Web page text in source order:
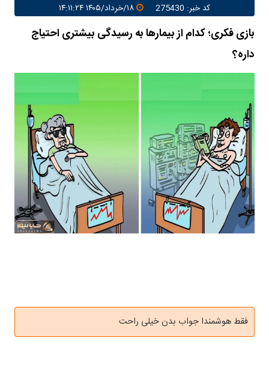
کد خبر: 275430
بازی فکری؛ کدام از بیمارها به رسیدگی بیشتری احتیاج
داره؟
فقط هوشمندا جواب بدن خیلی راحت